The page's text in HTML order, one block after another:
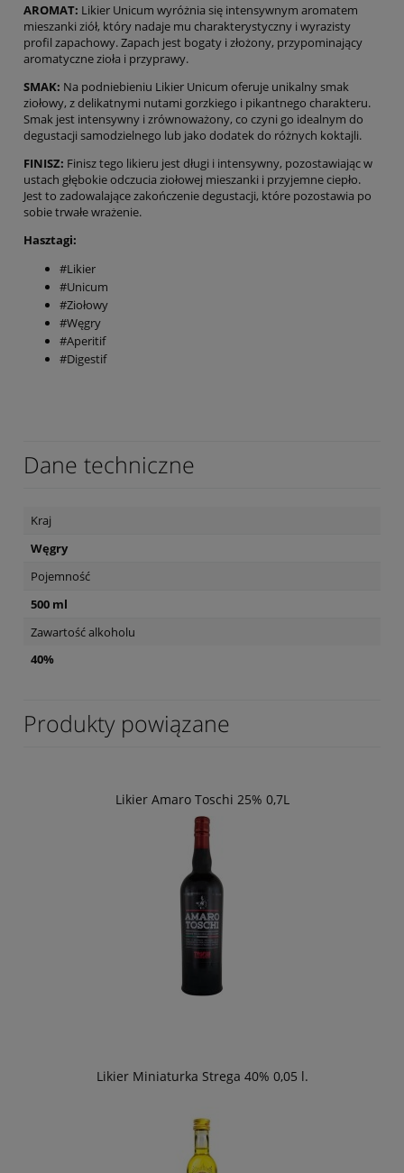
AROMAT: Likier Unicum wyróżnia się intensywnym aromatem
mieszanki ziół, który nadaje mu charakterystyczny i wyrazisty
profil zapachowy. Zapach jest bogaty i złożony, przypominający
aromatyczne zioła i przyprawy.
SMAK: Na podniebieniu Likier Unicum oferuje unikalny smak
ziołowy, z delikatnymi nutami gorzkiego i pikantnego charakteru.
Smak jest intensywny i zrównoważony, co czyni go idealnym do
degustacji samodzielnego lub jako dodatek do różnych koktajli.
FINISZ: Finisz tego likieru jest długi i intensywny, pozostawiając w
ustach głębokie odczucia ziołowej mieszanki i przyjemne ciepło.
Jest to zadowalające zakończenie degustacji, które pozostawia po
sobie trwałe wrażenie.
Hasztagi:
#Likier
#Unicum
#Ziołowy
#Węgry
#Aperitif
#Digestif
Dane techniczne
Kraj
Węgry
Pojemność
500 ml
Zawartość alkoholu
40%
Produkty powiązane
Likier Amaro Toschi 25% 0,7L
Likier Miniaturka Strega 40% 0,05 l.